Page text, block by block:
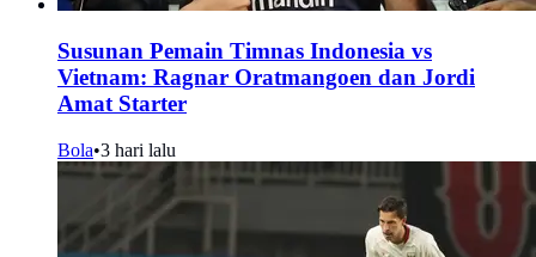
Susunan Pemain Timnas Indonesia vs
Vietnam: Ragnar Oratmangoen dan Jordi
Amat Starter
Bola•3 hari lalu